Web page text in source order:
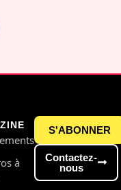
à
S'ABONNER
Contactez-
nous